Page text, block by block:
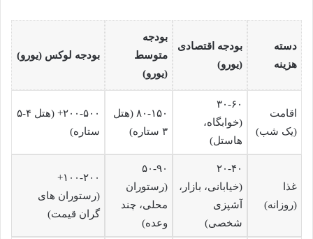
دسته
هزینه
بودجه اقتصادی
(یورو)
بودجه
متوسط
(یورو)
بودجه لوکس (یورو)
اقامت
(یک شب)
۳۰-۶۰
(خوابگاه،
هاستل)
۸۰-۱۵۰ (هتل
۳ ستاره)
۲۰۰-۵۰۰+ (هتل ۴-۵
ستاره)
غذا
(روزانه)
۲۰-۴۰
(خیابانی، بازار،
آشپزی
شخصی)
۵۰-۹۰
(رستوران
محلی، چند
وعده)
۱۰۰-۲۰۰+
(رستوران های
گران قیمت)